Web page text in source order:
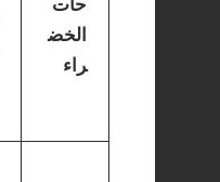
الخض
راء